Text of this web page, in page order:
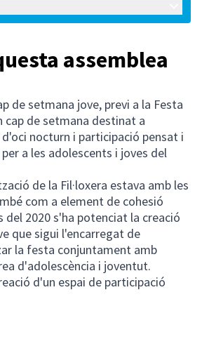
assemblea
de setmana jove, previ a la Festa
cap de setmana destinat a
nocturn i participació pensat i
a les adolescents i joves del
de la Fil·loxera estava amb les
com a element de cohesió
del 2020 s'ha potenciat la creació
que sigui l'encarregat de
la festa conjuntament amb
d'adolescència i joventut.
d'un espai de participació